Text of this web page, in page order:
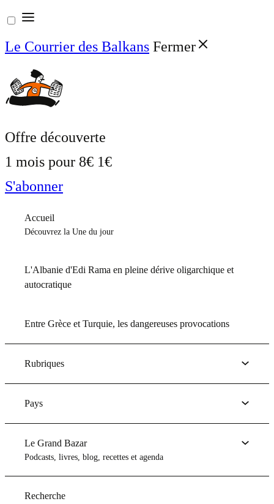
Aller
au
contenu
Le Courrier des Balkans Fermer
Offre découverte
1 mois pour 8€ 1€
S'abonner
Accueil
Découvrez la Une du jour
L'Albanie d'Edi Rama en pleine dérive oligarchique et
autocratique
Entre Grèce et Turquie, les dangereuses provocations
Rubriques
Pays
Le Grand Bazar
Podcasts, livres, blog, recettes et agenda
Recherche